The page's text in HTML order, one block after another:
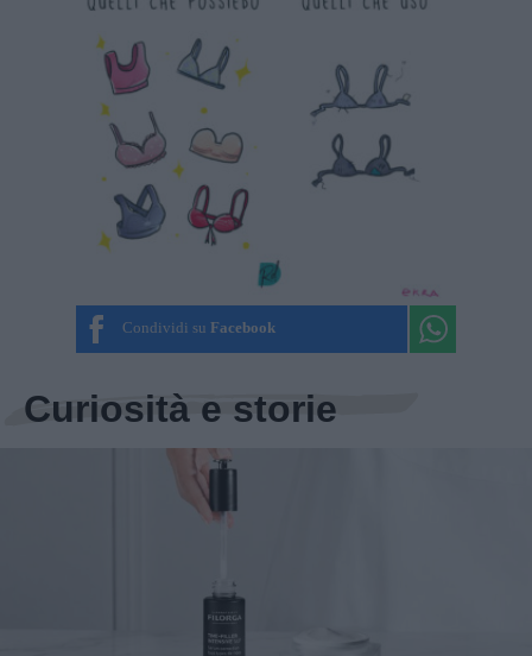
Condividi su Facebook
Curiosità e storie